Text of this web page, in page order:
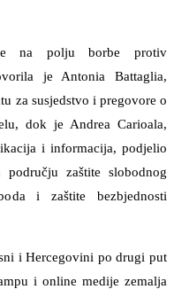
na polju borbe protiv
je Antonia Battaglia,
za susjedstvo i pregovore o
dok je Andrea Carioala,
i informacija, podjelio
zaštite slobodnog
i zaštite bezbjednosti
i Hercegovini po drugi put
i online medije zemalja